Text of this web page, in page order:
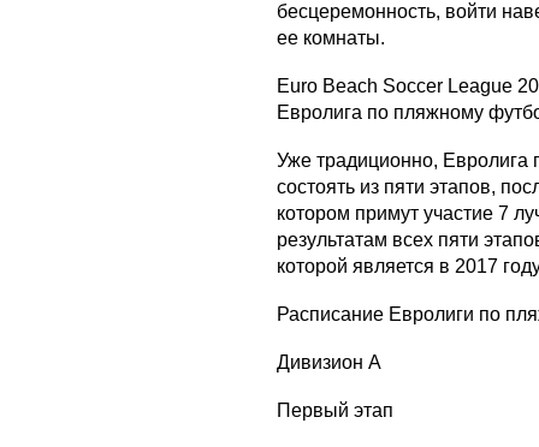
бесцеремонность, войти
ее комнаты.
Euro Beach Soccer League
Евролига по пляжному
Уже традиционно, Евролига
состоять из пяти этапов,
котором примут участие 7
результатам всех пяти
которой является в 2017
Расписание Евролиги по
Дивизион А
Первый этап